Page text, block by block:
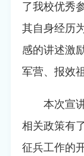
了我校优秀
其自身经历
感的讲述激
军营、报效
本次宣
相关政策有
征兵工作的